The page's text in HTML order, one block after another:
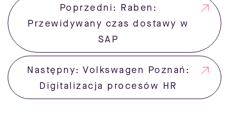
Poprzedni: Raben:
Przewidywany czas dostawy w
SAP
Następny: Volkswagen Poznań:
Digitalizacja procesów HR